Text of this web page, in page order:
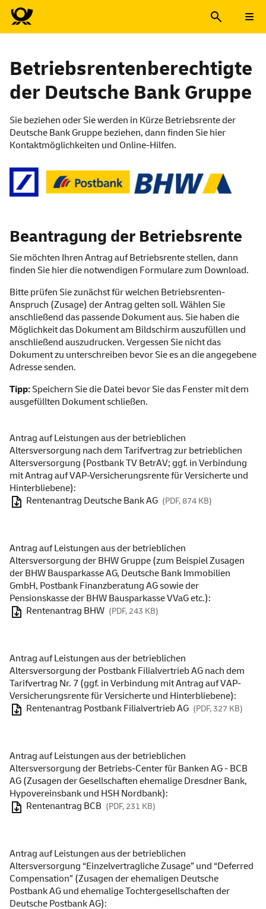
Betriebsrentenberechtigte
der Deutsche Bank Gruppe
Sie beziehen oder Sie werden in Kürze Betriebsrente der
Deutsche Bank Gruppe beziehen, dann finden Sie hier
Kontaktmöglichkeiten und Online-Hilfen.
Beantragung der Betriebsrente
Sie möchten Ihren Antrag auf Betriebsrente stellen, dann
finden Sie hier die notwendigen Formulare zum Download.
Bitte prüfen Sie zunächst für welchen Betriebsrenten-
Anspruch (Zusage) der Antrag gelten soll. Wählen Sie
anschließend das passende Dokument aus. Sie haben die
Möglichkeit das Dokument am Bildschirm auszufüllen und
anschließend auszudrucken. Vergessen Sie nicht das
Dokument zu unterschreiben bevor Sie es an die angegebene
Adresse senden.
Tipp:Speichern Sie die Datei bevor Sie das Fenster mit dem
ausgefüllten Dokument schließen.
Antrag auf Leistungen aus der betrieblichen
Altersversorgung nach dem Tarifvertrag zur betrieblichen
Altersversorgung (Postbank TV BetrAV; ggf. in Verbindung
mit Antrag auf VAP-Versicherungsrente für Versicherte und
Hinterbliebene):
Rentenantrag Deutsche Bank AG (PDF, 874 KB)
Antrag auf Leistungen aus der betrieblichen
Altersversorgung der BHW Gruppe (zum Beispiel Zusagen
der BHW Bausparkasse AG, Deutsche Bank Immobilien
GmbH, Postbank Finanzberatung AG sowie der
Pensionskasse der BHW Bausparkasse VVaG etc.):
Rentenantrag BHW (PDF, 243 KB)
Antrag auf Leistungen aus der betrieblichen
Altersversorgung der Postbank Filialvertrieb AG nach dem
Tarifvertrag Nr. 7 (ggf. in Verbindung mit Antrag auf VAP-
Versicherungsrente für Versicherte und Hinterbliebene):
Rentenantrag Postbank Filialvertrieb AG (PDF, 327 KB)
Antrag auf Leistungen aus der betrieblichen
Altersversorgung der Betriebs-Center für Banken AG - BCB
AG (Zusagen der Gesellschaften ehemalige Dresdner Bank,
Hypovereinsbank und HSH Nordbank):
Rentenantrag BCB (PDF, 231 KB)
Antrag auf Leistungen aus der betrieblichen
Altersversorgung “Einzelvertragliche Zusage” und “Deferred
Compensation” (Zusagen der ehemaligen Deutsche
Postbank AG und ehemalige Tochtergesellschaften der
Deutsche Postbank AG):